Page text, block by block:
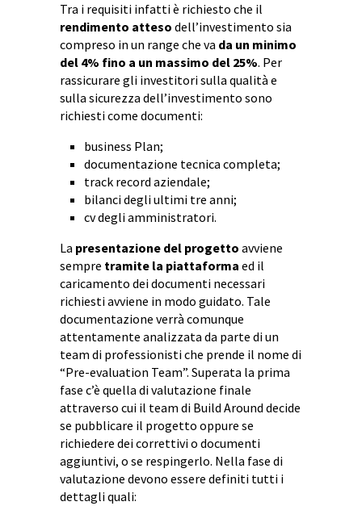
Tra i requisiti infatti è richiesto che il
rendimento atteso dell’investimento sia
compreso in un range che va da un minimo
del 4% fino a un massimo del 25%. Per
rassicurare gli investitori sulla qualità e
sulla sicurezza dell’investimento sono
richiesti come documenti:
business Plan;
documentazione tecnica completa;
track record aziendale;
bilanci degli ultimi tre anni;
cv degli amministratori.
La presentazione del progetto avviene
sempre tramite la piattaforma ed il
caricamento dei documenti necessari
richiesti avviene in modo guidato. Tale
documentazione verrà comunque
attentamente analizzata da parte di un
team di professionisti che prende il nome di
“Pre-evaluation Team”. Superata la prima
fase c’è quella di valutazione finale
attraverso cui il team di Build Around decide
se pubblicare il progetto oppure se
richiedere dei correttivi o documenti
aggiuntivi, o se respingerlo. Nella fase di
valutazione devono essere definiti tutti i
dettagli quali: